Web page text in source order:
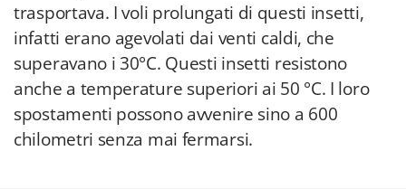
trasportava. I voli prolungati di questi insetti,
infatti erano agevolati dai venti caldi, che
superavano i 30°C. Questi insetti resistono
anche a temperature superiori ai 50 °C. I loro
spostamenti possono avvenire sino a 600
chilometri senza mai fermarsi.